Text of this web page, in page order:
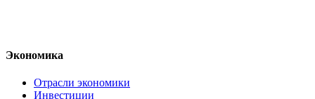
Экономика
Отрасли экономики
Инвестиции